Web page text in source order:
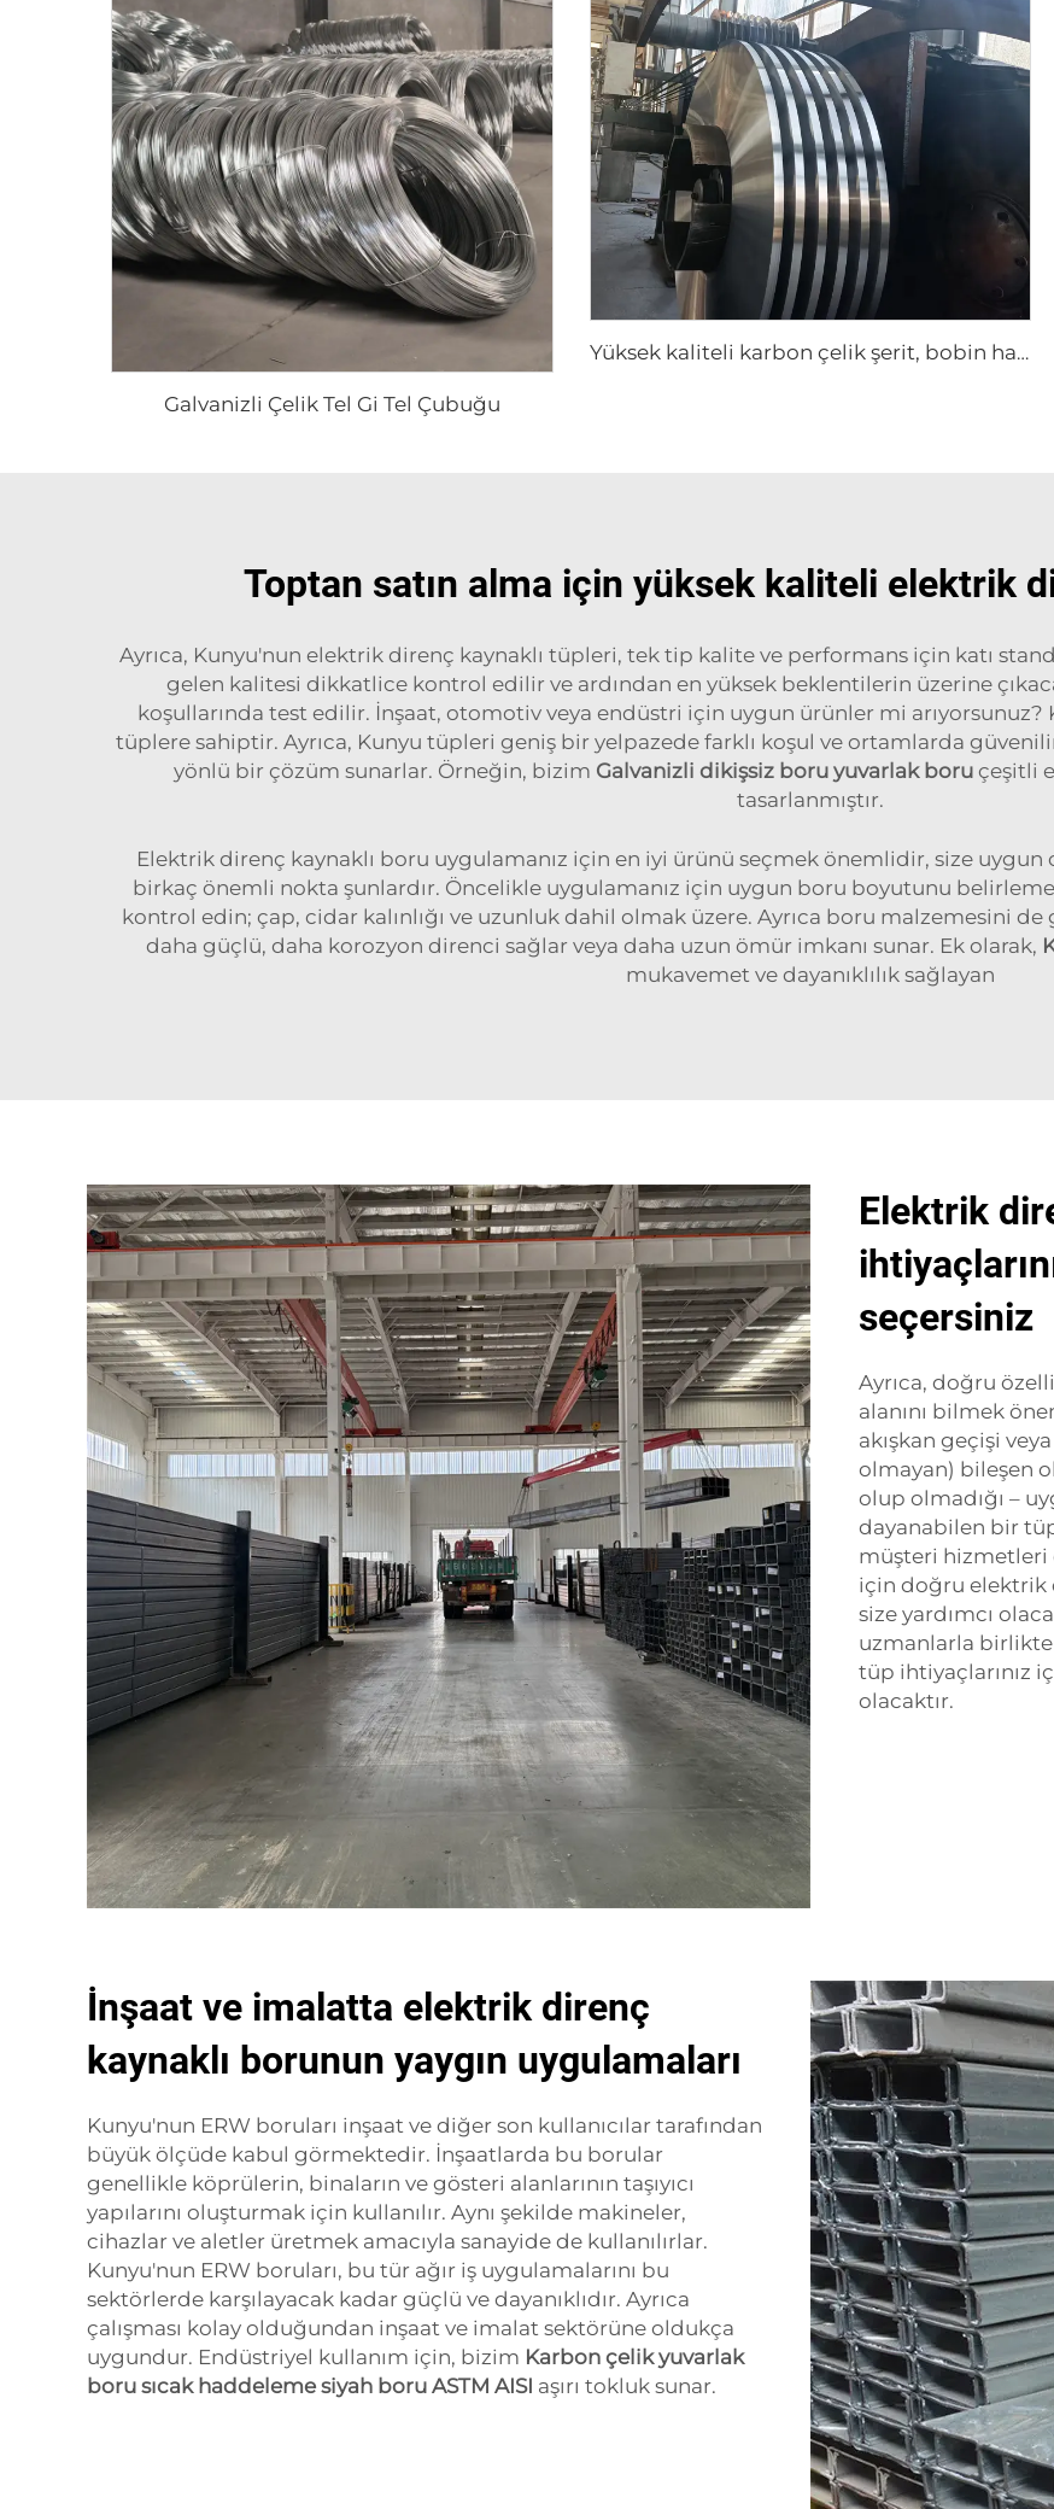
Galvanizli Çelik Tel Gi Tel Çubuğu
Yüksek kaliteli karbon çelik şerit, bobin halinde
Toptan satın alma için yüksek kaliteli elektrik
Ayrıca, Kunyu'nun elektrik direnç kaynaklı tüpleri, tek tip kalite ve performans için katı
gelen kalitesi dikkatlice kontrol edilir ve ardından en yüksek beklentilerin üzerine
koşullarında test edilir. İnşaat, otomotiv veya endüstri için uygun ürünler mi arıyorsunuz?
tüplere sahiptir. Ayrıca, Kunyu tüpleri geniş bir yelpazede farklı koşul ve ortamlarda
yönlü bir çözüm sunarlar. Örneğin, bizim Galvanizli dikişsiz boru yuvarlak boru çeşitli
tasarlanmıştır.
Elektrik direnç kaynaklı boru uygulamanız için en iyi ürünü seçmek önemlidir, size uygun
birkaç önemli nokta şunlardır. Öncelikle uygulamanız için uygun boru boyutunu
kontrol edin; çap, cidar kalınlığı ve uzunluk dahil olmak üzere. Ayrıca boru malzemesini
daha güçlü, daha korozyon direnci sağlar veya daha uzun ömür imkanı sunar. Ek olarak,
mukavemet ve dayanıklılık sağlayan
Elektrik
seçersiniz
Ayrıca, doğru
alanını bilmek
akışkan geçişi
olmayan) bileşen
olup olmadığı –
dayanabilen bir
müşteri hizmetleri
için doğru elektrik
size yardımcı
uzmanlarla birlikte
tüp ihtiyaçlarınız
olacaktır.
İnşaat ve imalatta elektrik direnç
kaynaklı borunun yaygın uygulamaları
Kunyu'nun ERW boruları inşaat ve diğer son kullanıcılar tarafından
büyük ölçüde kabul görmektedir. İnşaatlarda bu borular
genellikle köprülerin, binaların ve gösteri alanlarının taşıyıcı
yapılarını oluşturmak için kullanılır. Aynı şekilde makineler,
cihazlar ve aletler üretmek amacıyla sanayide de kullanılırlar.
Kunyu'nun ERW boruları, bu tür ağır iş uygulamalarını bu
sektörlerde karşılayacak kadar güçlü ve dayanıklıdır. Ayrıca
çalışması kolay olduğundan inşaat ve imalat sektörüne oldukça
uygundur. Endüstriyel kullanım için, bizim Karbon çelik yuvarlak
boru sıcak haddeleme siyah boru ASTM AISI aşırı tokluk sunar.